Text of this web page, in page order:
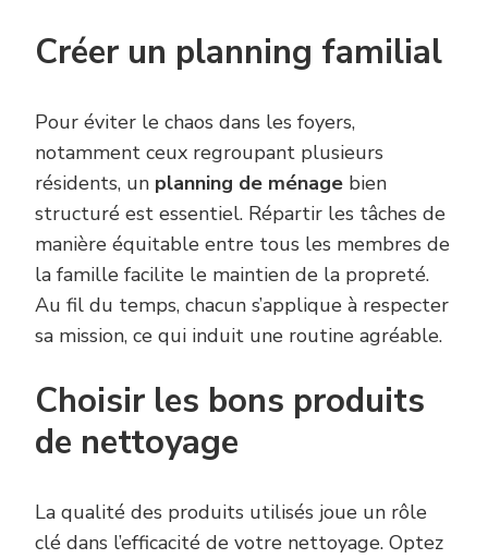
Créer un planning familial
Pour éviter le chaos dans les foyers,
notamment ceux regroupant plusieurs
résidents, un planning de ménage bien
structuré est essentiel. Répartir les tâches de
manière équitable entre tous les membres de
la famille facilite le maintien de la propreté.
Au fil du temps, chacun s’applique à respecter
sa mission, ce qui induit une routine agréable.
Choisir les bons produits
de nettoyage
La qualité des produits utilisés joue un rôle
clé dans l’efficacité de votre nettoyage. Optez